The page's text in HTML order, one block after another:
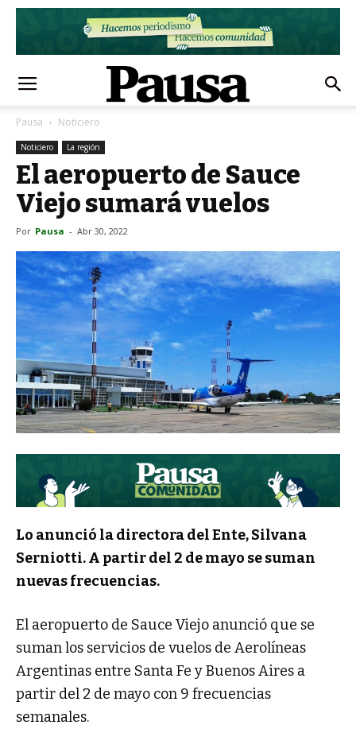
Pausa Noticiero
Noticiero La región
El aeropuerto de Sauce
Viejo sumará vuelos
Por Pausa - Abr 30, 2022
Lo anunció la directora del Ente, Silvana
Serniotti. A partir del 2 de mayo se suman
nuevas frecuencias.
El aeropuerto de Sauce Viejo anunció que se
suman los servicios de vuelos de Aerolíneas
Argentinas entre Santa Fe y Buenos Aires a
partir del 2 de mayo con 9 frecuencias
semanales.